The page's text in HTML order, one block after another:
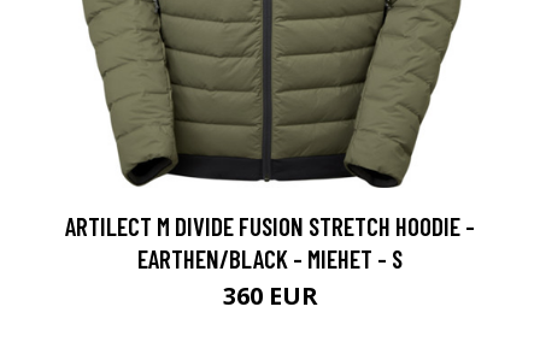
ARTILECT M DIVIDE FUSION STRETCH HOODIE -
EARTHEN/BLACK - MIEHET - S
360 EUR